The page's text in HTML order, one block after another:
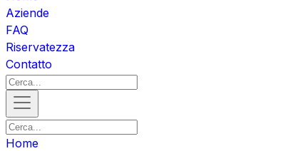
Aziende
FAQ
Riservatezza
Contatto
Home